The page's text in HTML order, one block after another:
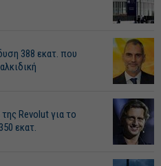
388 εκατ. που
Revolut για το
εκατ.